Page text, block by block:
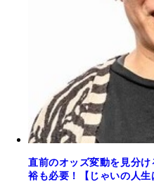
直前のオッズ変動を見分
裕も必要！【じゃいの人生